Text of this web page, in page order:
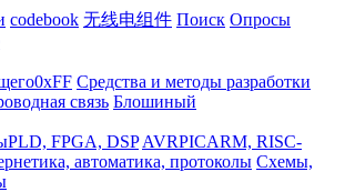
codebook 无线电组件 Поиск Опросы
0xFF Средства и методы разработки
связь Блошиный
PLD, FPGA, DSP AVRPICARM, RISC-
автоматика, протоколы Схемы,